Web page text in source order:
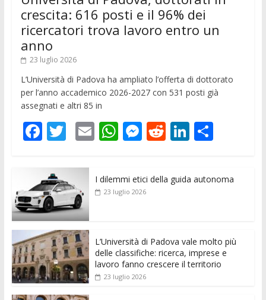
crescita: 616 posti e il 96% dei
ricercatori trova lavoro entro un
anno
23 luglio 2026
L’Università di Padova ha ampliato l’offerta di dottorato
per l’anno accademico 2026-2027 con 531 posti già
assegnati e altri 85 in
F
e
b
o
o
k
T
itt
er
E
ai
l
W
s
p
M
ss
e
er
R
di
Li
e
C
di
I dilemmi etici della guida autonoma
23 luglio 2026
L’Università di Padova vale molto più
delle classifiche: ricerca, imprese e
lavoro fanno crescere il territorio
23 luglio 2026